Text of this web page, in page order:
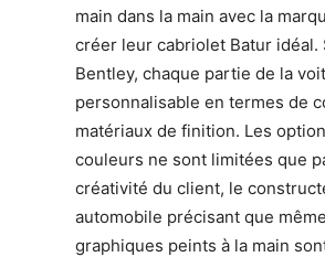
main dans la main avec la
créer leur cabriolet Batur idéal.
Bentley, chaque partie de la
personnalisable en termes de
matériaux de finition. Les
couleurs ne sont limitées que
créativité du client, le
automobile précisant que
graphiques peints à la main